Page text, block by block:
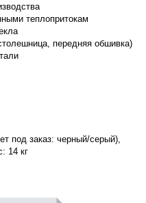
теплопритокам
передняя обшивка)
под заказ: черный/серый),
14 кг